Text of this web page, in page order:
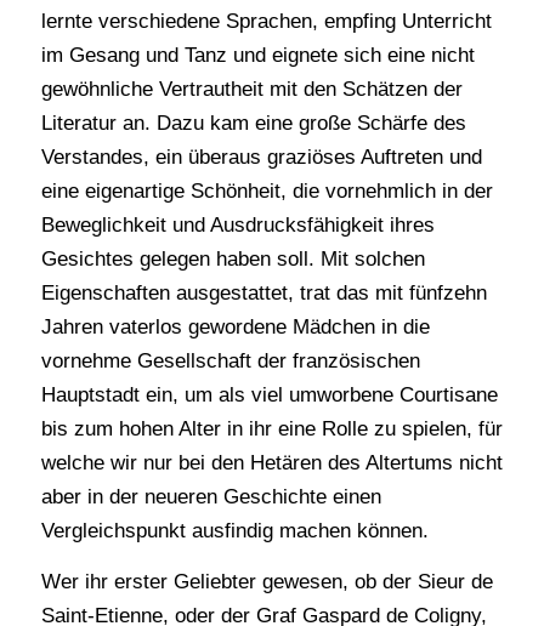
lernte verschiedene Sprachen, empfing Unterricht
im Gesang und Tanz und eignete sich eine nicht
gewöhnliche Vertrautheit mit den Schätzen der
Literatur an. Dazu kam eine große Schärfe des
Verstandes, ein überaus graziöses Auftreten und
eine eigenartige Schönheit, die vornehmlich in der
Beweglichkeit und Ausdrucksfähigkeit ihres
Gesichtes gelegen haben soll. Mit solchen
Eigenschaften ausgestattet, trat das mit fünfzehn
Jahren vaterlos gewordene Mädchen in die
vornehme Gesellschaft der französischen
Hauptstadt ein, um als viel umworbene Courtisane
bis zum hohen Alter in ihr eine Rolle zu spielen, für
welche wir nur bei den Hetären des Altertums nicht
aber in der neueren Geschichte einen
Vergleichspunkt ausfindig machen können.
Wer ihr erster Geliebter gewesen, ob der Sieur de
Saint-Etienne, oder der Graf Gaspard de Coligny,